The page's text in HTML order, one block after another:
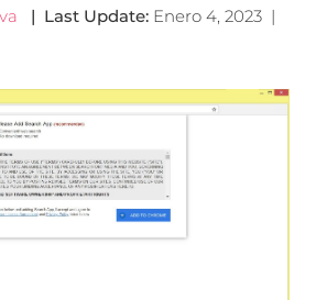
| Last Update: Enero 4, 2023|